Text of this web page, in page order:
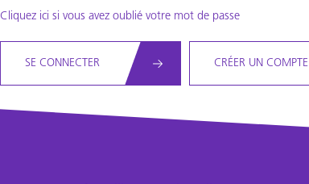
Cliquez ici si vous avez oublié votre mot de passe
CRÉER UN COMPTE